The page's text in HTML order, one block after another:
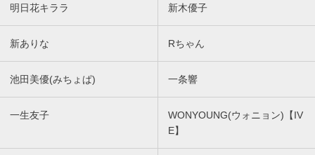
明日花キララ 新木優子
新ありな Rちゃん
池田美優(みちょぱ) 一条響
一生友子
WONYOUNG(ウォニョン)【IV
E】